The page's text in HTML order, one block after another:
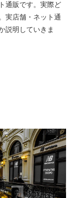
通販です。実際ど
実店舗・ネット通
説明していきま